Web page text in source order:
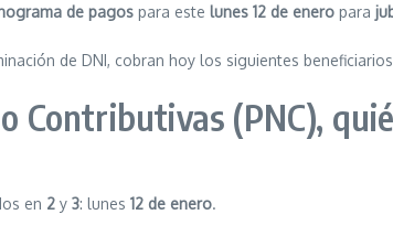
de pagos para este lunes 12 de enero para
de DNI, cobran hoy los siguientes
Contributivas (PNC),
en 2 y 3: lunes 12 de enero.